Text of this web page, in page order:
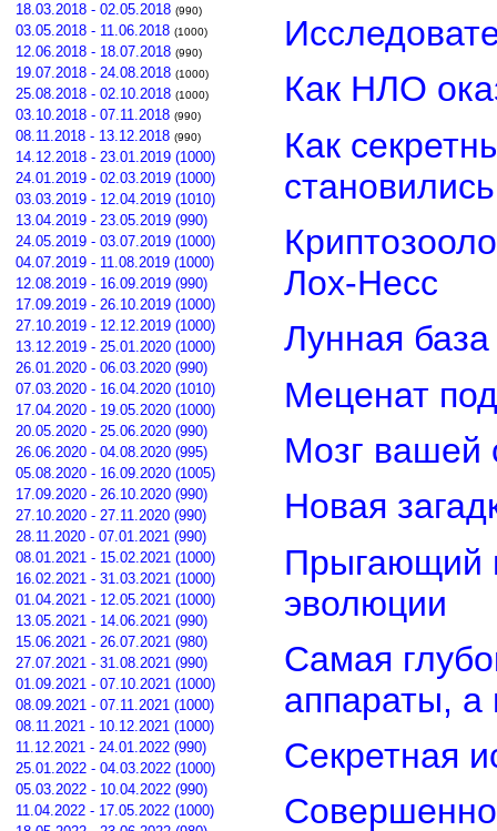
18.03.2018 - 02.05.2018 (990)
03.05.2018 - 11.06.2018 (1000)
12.06.2018 - 18.07.2018 (990)
19.07.2018 - 24.08.2018 (1000)
25.08.2018 - 02.10.2018 (1000)
03.10.2018 - 07.11.2018 (990)
08.11.2018 - 13.12.2018 (990)
14.12.2018 - 23.01.2019 (1000)
24.01.2019 - 02.03.2019 (1000)
03.03.2019 - 12.04.2019 (1010)
13.04.2019 - 23.05.2019 (990)
24.05.2019 - 03.07.2019 (1000)
04.07.2019 - 11.08.2019 (1000)
12.08.2019 - 16.09.2019 (990)
17.09.2019 - 26.10.2019 (1000)
27.10.2019 - 12.12.2019 (1000)
13.12.2019 - 25.01.2020 (1000)
26.01.2020 - 06.03.2020 (990)
07.03.2020 - 16.04.2020 (1010)
17.04.2020 - 19.05.2020 (1000)
20.05.2020 - 25.06.2020 (990)
26.06.2020 - 04.08.2020 (995)
05.08.2020 - 16.09.2020 (1005)
17.09.2020 - 26.10.2020 (990)
27.10.2020 - 27.11.2020 (990)
28.11.2020 - 07.01.2021 (990)
08.01.2021 - 15.02.2021 (1000)
16.02.2021 - 31.03.2021 (1000)
01.04.2021 - 12.05.2021 (1000)
13.05.2021 - 14.06.2021 (990)
15.06.2021 - 26.07.2021 (980)
27.07.2021 - 31.08.2021 (990)
01.09.2021 - 07.10.2021 (1000)
08.09.2021 - 07.11.2021 (1000)
08.11.2021 - 10.12.2021 (1000)
11.12.2021 - 24.01.2022 (990)
25.01.2022 - 04.03.2022 (1000)
05.03.2022 - 10.04.2022 (990)
11.04.2022 - 17.05.2022 (1000)
Как НЛО
Как
Лох-Несс
Лунная
Меценат
Мозг вашей
Новая
Прыгающий
эволюции
Самая
аппараты, а
Секретная